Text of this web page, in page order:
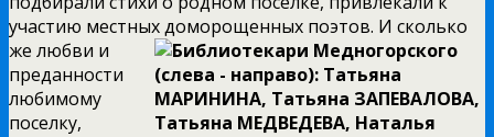
участию местныхдоморощенных поэтов. И сколько
же любви и
преданности
любимому
поселку,